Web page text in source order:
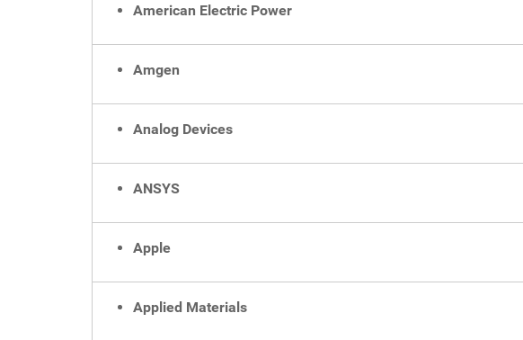
American Electric Power
Amgen
Analog Devices
ANSYS
Apple
Applied Materials